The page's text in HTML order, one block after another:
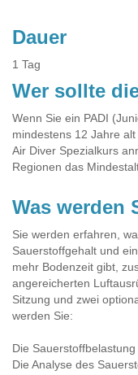
Dauer
1 Tag
Wer sollte
Wenn Sie ein PADI
mindestens 12 Jahre
Air Diver Spezialkurs
Regionen das
Was werden
Sie werden erfahren,
Sauerstoffgehalt und
mehr Bodenzeit gibt,
angereicherten
Sitzung und zwei
werden Sie:
Die Sauerstoffbelastung
Die Analyse des